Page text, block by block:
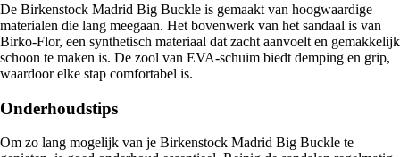
De Birkenstock Madrid Big Buckle is gemaakt van hoogwaardige
materialen die lang meegaan. Het bovenwerk van het sandaal is van
Birko-Flor, een synthetisch materiaal dat zacht aanvoelt en gemakkelijk
schoon te maken is. De zool van EVA-schuim biedt demping en grip,
waardoor elke stap comfortabel is.
Onderhoudstips
Om zo lang mogelijk van je Birkenstock Madrid Big Buckle te